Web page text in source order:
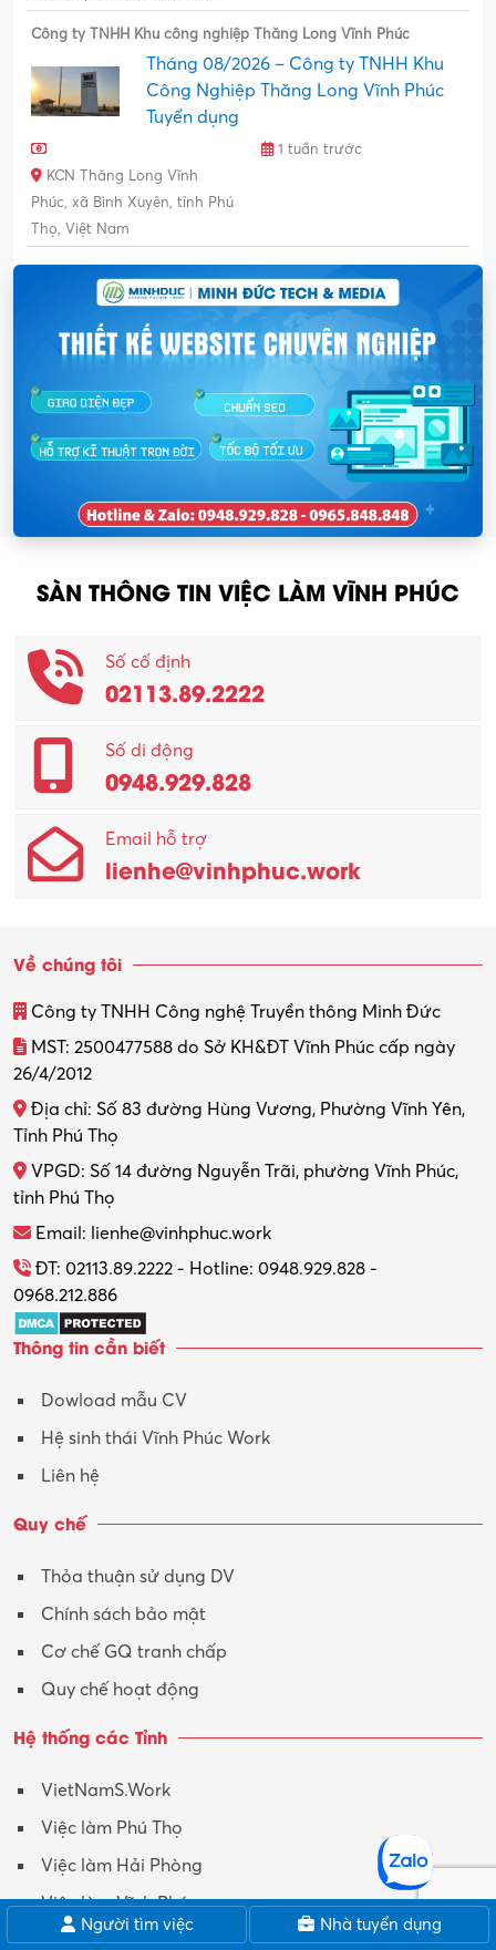
Công ty TNHH Khu công nghiệp Thăng Long Vĩnh Phúc
Tháng 08/2026 – Công ty TNHH Khu
Công Nghiệp Thăng Long Vĩnh Phúc
Tuyển dụng
1 tuần trước
KCN Thăng Long Vĩnh
Phúc, xã Bình Xuyên, tỉnh Phú
Thọ, Việt Nam
SÀN THÔNG TIN VIỆC LÀM VĨNH PHÚC
Số cố định
02113.89.2222
Số di động
0948.929.828
Email hỗ trợ
lienhe@vinhphuc.work
Về chúng tôi
Công ty TNHH Công nghệ Truyền thông Minh Đức
MST: 2500477588 do Sở KH&ĐT Vĩnh Phúc cấp ngày
26/4/2012
Địa chỉ: Số 83 đường Hùng Vương, Phường Vĩnh Yên,
Tỉnh Phú Thọ
VPGD: Số 14 đường Nguyễn Trãi, phường Vĩnh Phúc,
tỉnh Phú Thọ
Email: lienhe@vinhphuc.work
ĐT: 02113.89.2222 - Hotline: 0948.929.828 -
0968.212.886
Thông tin cần biết
Dowload mẫu CV
Hệ sinh thái Vĩnh Phúc Work
Liên hệ
Quy chế
Thỏa thuận sử dụng DV
Chính sách bảo mật
Cơ chế GQ tranh chấp
Quy chế hoạt động
Hệ thống các Tỉnh
VietNamS.Work
Việc làm Phú Thọ
Việc làm Hải Phòng
Việc làm Vĩnh Phúc
Người tìm việc Nhà tuyển dụng